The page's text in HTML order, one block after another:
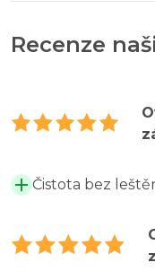
Recenze
Čistota bez